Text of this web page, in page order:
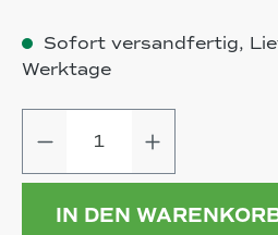
Sofort versandfertig,
Werktage
IN DEN